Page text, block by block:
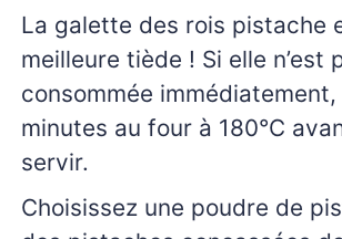
La galette des rois pistache
meilleure tiède ! Si elle n’est
consommée
minutes au four à 180°C
servir.
Choisissez une poudre de